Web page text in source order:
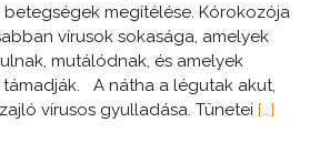
megítélése. Kórokozója
vírusok sokasága, amelyek
mutálódnak, és amelyek
A nátha a légutak akut,
vírusos gyulladása. Tünetei […]